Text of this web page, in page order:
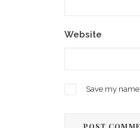
Website
Save my